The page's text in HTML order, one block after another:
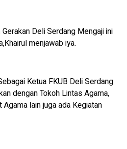
Deli Serdang Mengaji ini
menjawab iya.
Ketua FKUB Deli Serdang
dengan Tokoh Lintas Agama,
lain juga ada Kegiatan